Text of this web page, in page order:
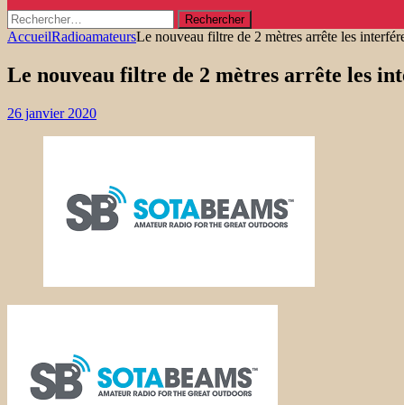
Rechercher :
AccueilRadioamateursLe nouveau filtre de 2 mètres arrête les
Le nouveau filtre de 2 mètres arrête les
26 janvier 2020